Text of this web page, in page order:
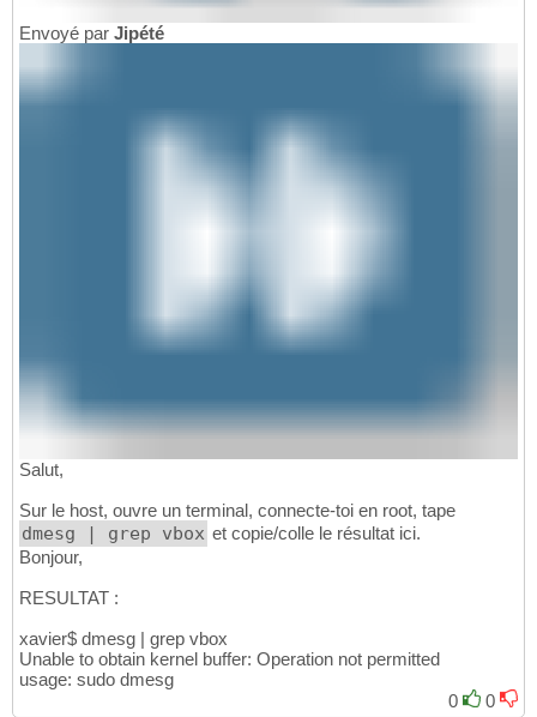
Envoyé par Jipété
Salut,
Sur le host, ouvre un terminal, connecte-toi en root, tape
dmesg | grep vbox et copie/colle le résultat ici.
Bonjour,
RESULTAT :
xavier$ dmesg | grep vbox
Unable to obtain kernel buffer: Operation not permitted
usage: sudo dmesg
0
0